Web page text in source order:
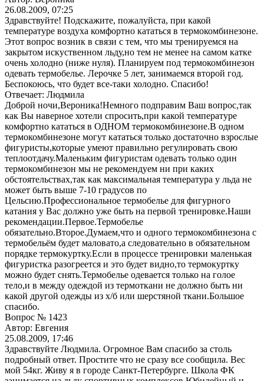
26.08.2009, 07:25
Здравствуйте! Подскажите, пожалуйста, при какой
температуре воздуха комфортно кататься в термокомбинезоне.
Этот вопрос возник в связи с тем, что мы тренируемся на
закрытом искуственном льду,но тем не менее на самом катке
очень холодно (ниже нуля). Планируем под термокомбинезон
одевать термобелье. Лерочке 5 лет, занимаемся второй год.
Беспокоюсь, что будет все-таки холодно. Спасибо!
Отвечает: Людмила
Доброй ночи,Вероника!Немного подправим Ваш вопрос,так
как Вы наверное хотели спросить,при какой температуре
комфортно кататься в ОДНОМ термокомбинезоне.В одном
термокомбинезоне могут кататься только достаточно взрослые
фигуристы,которые умеют правильно регулировать свою
теплоотдачу.Маленьким фигуристам одевать только один
термокомбинезон мы не рекомендуем ни при каких
обстоятельствах,так как максимальная температура у льда не
может быть выше 7-10 градусов по
Цельсию.Профессиональное термобелье для фигурного
катания у Вас должно уже быть на первой тренировке.Наши
рекомендации.Первое.Термобелье
обязательно.Второе.Думаем,что и одного термокомбинезона с
термобельём будет маловато,а следовательно в обязательном
порядке термокуртку.Если в процессе тренировки маленькая
фигуристка разогреется и это будет видно,то термокуртку
можно будет снять.Термобелье одевается только на голое
тело,и в между одеждой из термоткани не должно быть ни
какой другой одежды из х/б или шерстяной ткани.Большое
спасибо.
Вопрос № 1423
Автор: Евгения
25.08.2009, 17:46
Здравствуйте Людмила. Огромное Вам спасибо за столь
подробный ответ. Простите что не сразу все сообщила. Вес
мой 54кг. Живу я в городе Санкт-Петербурге. Школа ФК